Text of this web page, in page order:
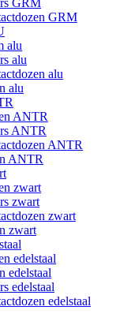
GRM
GRM
alu
alu
alu
alu
ANTR
ANTR
ANTR
ANTR
zwart
zwart
zwart
zwart
edelstaal
edelstaal
edelstaal
edelstaal